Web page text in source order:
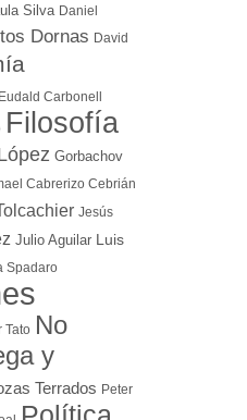
Silva Daniel
Dornas David
Eudald Carbonell
Filosofía
Gorbachov
Cabrerizo Cebrián
Jesús
Julio Aguilar Luis
Spadaro
Tato No
y
Terrados Peter